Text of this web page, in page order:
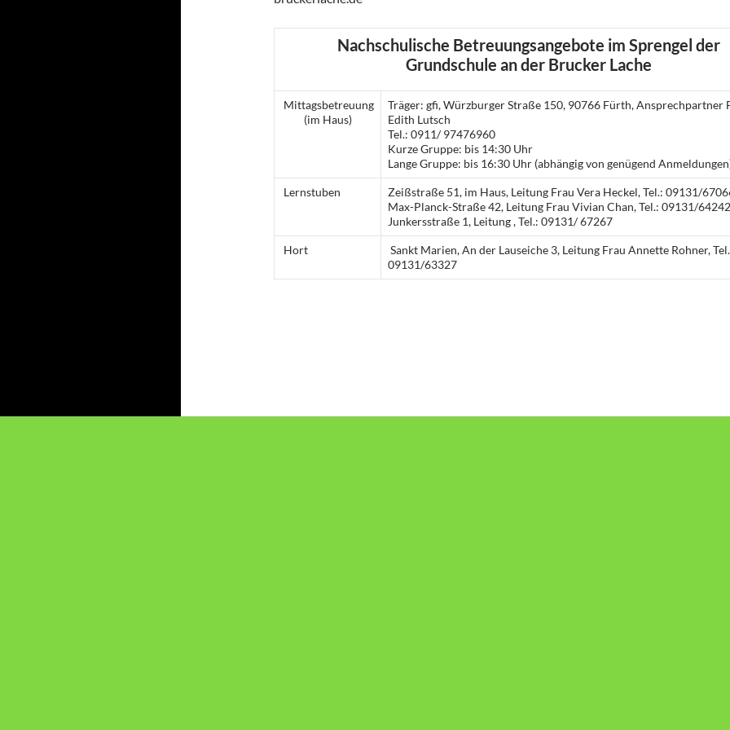
Nachschulische Betreuungsangebote im Sprengel der
Grundschule an der Brucker Lache
Mittagsbetreuung
(im Haus)
Träger: gfi, Würzburger Straße 150, 90766 Fürth, Ansprechpartner
Edith Lutsch
Tel.: 0911/ 97476960
Kurze Gruppe: bis 14:30 Uhr
Lange Gruppe: bis 16:30 Uhr (abhängig von genügend
Lernstuben
Zeißstraße 51, im Haus, Leitung Frau Vera Heckel, Tel.: 09131/
Max-Planck-Straße 42, Leitung Frau Vivian Chan, Tel.: 09131/64242
Junkersstraße 1, Leitung , Tel.: 09131/ 67267
Hort
Sankt Marien, An der Lauseiche 3, Leitung Frau Annette Rohner,
09131/63327